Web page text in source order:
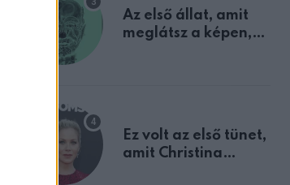
Az első állat, amit
meglátsz a képen,
Ez volt az első tünet,
amit Christina